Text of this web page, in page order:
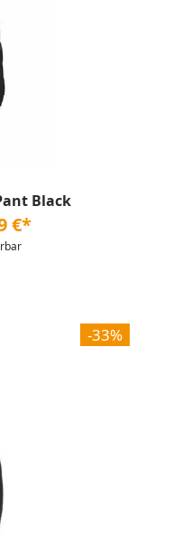
Black
€*
-33%